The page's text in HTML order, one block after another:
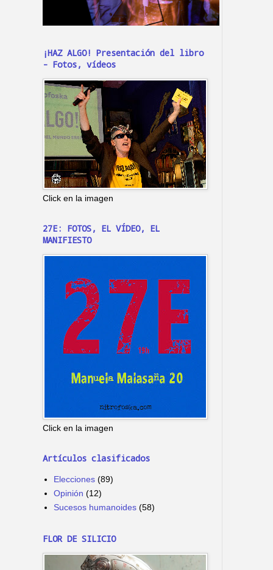
¡HAZ ALGO! Presentación del libro
- Fotos, vídeos
Click en la imagen
27E: FOTOS, EL VÍDEO, EL
MANIFIESTO
Click en la imagen
Artículos clasificados
Elecciones (89)
Opinión (12)
Sucesos humanoides (58)
FLOR DE SILICIO